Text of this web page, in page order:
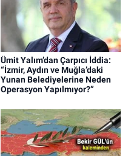
Ümit Yalım’dan Çarpıcı İddia:
“İzmir, Aydın ve Muğla’daki
Yunan Belediyelerine Neden
Operasyon Yapılmıyor?”